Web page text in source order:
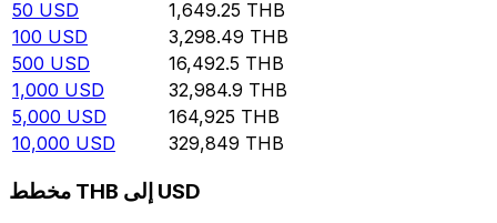
50 USD 1,649.25 THB
100 USD 3,298.49 THB
500 USD 16,492.5 THB
1,000 USD 32,984.9 THB
5,000 USD 164,925 THB
10,000 USD 329,849 THB
مخطط THB إلى USD